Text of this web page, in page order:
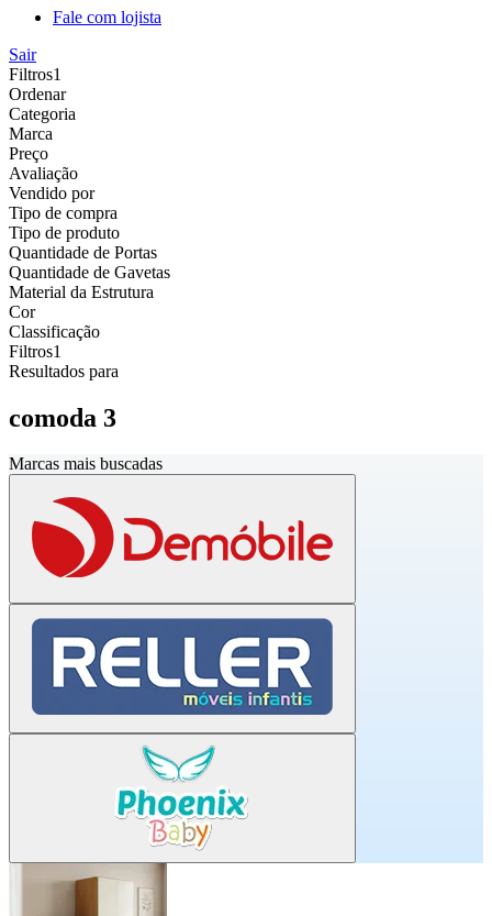
Fale com lojista
Sair
Filtros1
Ordenar
Categoria
Marca
Preço
Avaliação
Vendido por
Tipo de compra
Tipo de produto
Quantidade de Portas
Quantidade de Gavetas
Material da Estrutura
Cor
Classificação
Filtros1
Resultados para
comoda 3
Marcas mais buscadas